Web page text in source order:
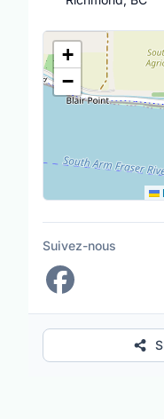
Lieu
+
−
Suivez-nous